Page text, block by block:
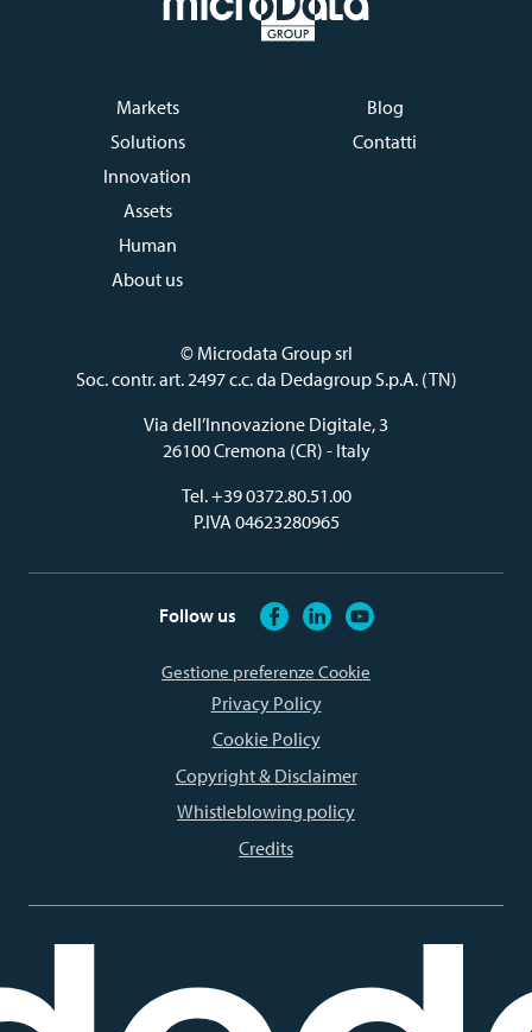
Markets
Solutions
Innovation
Assets
Human
About us
Blog
Contatti
© Microdata Group srl
Soc. contr. art. 2497 c.c. da Dedagroup S.p.A. (TN)
Via dell’Innovazione Digitale, 3
26100 Cremona (CR) - Italy
Tel. +39 0372.80.51.00
P.IVA 04623280965
Gestione preferenze Cookie
Privacy Policy
Cookie Policy
Copyright & Disclaimer
Whistleblowing policy
Credits
Follow us